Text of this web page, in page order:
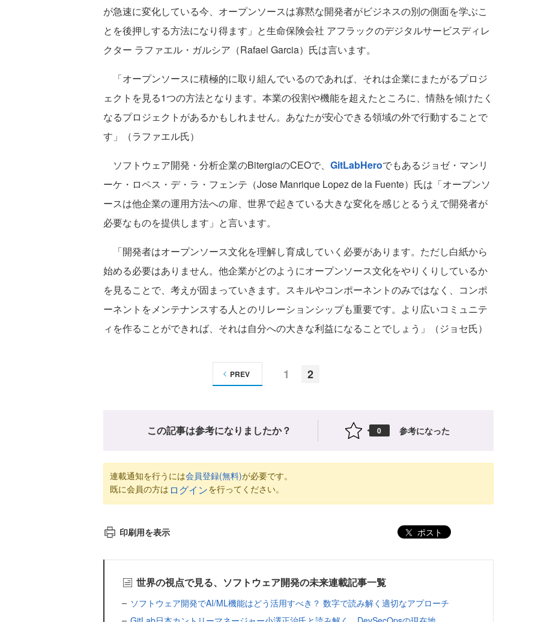
が急速に変化している今、オープンソースは寡黙な開発者がビジネスの別の側面を学ぶこ
とを後押しする方法になり得ます」と生命保険会社 アフラックのデジタルサービスディレ
クター ラファエル・ガルシア（Rafael Garcia）氏は言います。
「オープンソースに積極的に取り組んでいるのであれば、それは企業にまたがるプロジ
ェクトを見る1つの方法となります。本業の役割や機能を超えたところに、情熱を傾けたく
なるプロジェクトがあるかもしれません。あなたが安心できる領域の外で行動することで
す」（ラファエル氏）
ソフトウェア開発・分析企業のBitergiaのCEOで、 GitLabHeroでもあるジョゼ・マンリ
ーケ・ロペス・デ・ラ・フェンテ（Jose Manrique Lopez de la Fuente）氏は「オープンソ
ースは他企業の運用方法への扉、世界で起きている大きな変化を感じとるうえで開発者が
必要なものを提供します」と言います。
「開発者はオープンソース文化を理解し育成していく必要があります。ただし白紙から
始める必要はありません。他企業がどのようにオープンソース文化をやりくりしているか
を見ることで、考えが固まっていきます。スキルやコンポーネントのみではなく、コンポ
ーネントをメンテナンスする人とのリレーションシップも重要です。より広いコミュニテ
ィを作ることができれば、それは自分への大きな利益になることでしょう」（ジョセ氏）
1 2
PREV
この記事は参考になりましたか？ 0 参考になった
連載通知を行うには会員登録(無料)が必要です。
既に会員の方は ログインを行ってください。
印刷用を表示 ポスト
世界の視点で見る、ソフトウェア開発の未来連載記事一覧
ソフトウェア開発でAI/ML機能はどう活用すべき？ 数字で読み解く適切なアプローチ